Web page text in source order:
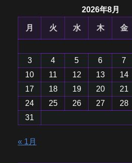
2026年8月
月 火 水 木 金
3
4 5 6 7
10
11 12 13 14
17
18 19 20 21
24
25 26 27 28
31
« 1月